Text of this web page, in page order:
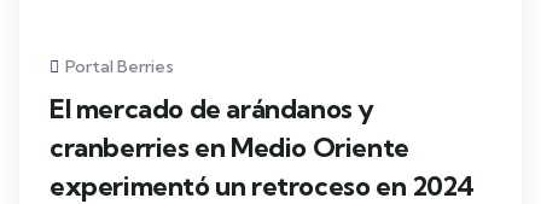
Portal Berries
El mercado de arándanos y
cranberries en Medio Oriente
experimentó un retroceso en 2024